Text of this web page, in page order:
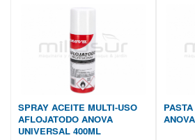
SPRAY ACEITE MULTI-USO
AFLOJATODO ANOVA
UNIVERSAL 400ML